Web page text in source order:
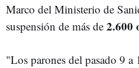
Marco del Ministerio de
suspensión de más de 2.600
"Los parones del pasado 9